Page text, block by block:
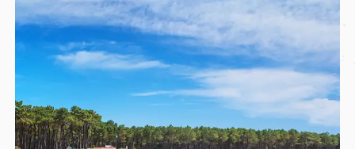
Charente, het voormalige Koninklijke Arsenaal van
Rochefort, waar tegenwoordig het museum van de Marine
en het museum van de touwfabriek Corderie Royale zijn
gevestigd.